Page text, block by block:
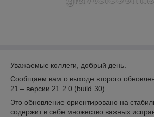
Уважаемые коллеги, добрый день.
Сообщаем вам о выходе второго
21 – версии 21.2.0 (build 30).
Это обновление ориентировано на
содержит в себе множество важных